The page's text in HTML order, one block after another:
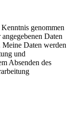
genommen
Daten
Meine Daten werden
und
Absenden des